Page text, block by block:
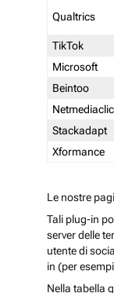
Qualtrics
TikTok
Microsoft
Beintoo
Stackadapt
Xformance
Le nostre
Tali plug-in
server delle
utente di
in (per
Nella tabella